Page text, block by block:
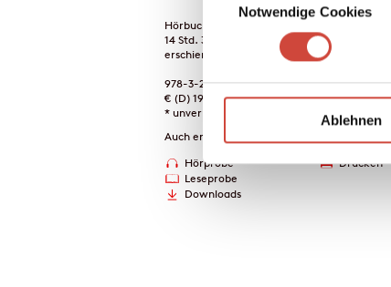
Notwendige Cookies
Ablehnen
Hörbuch-Download
14 Std. 3 Min.
erschienen am 04. Juni 2025
978-3-257-69599-1
€ (D) 19.95 / sFr 26.00* / € (A) 19.95
* unverb. Preisempfehlung
Auch erhältlich als
Hörprobe
Leseprobe
Downloads
Drucken